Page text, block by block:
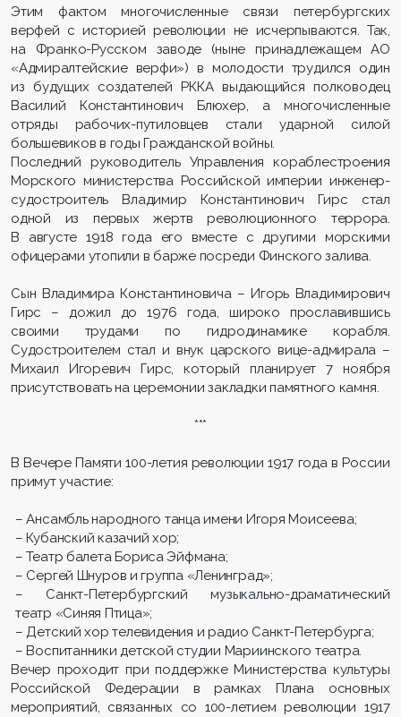
Этим фактом многочисленные связи петербургских
верфей с историей революции не исчерпываются. Так,
на Франко-Русском заводе (ныне принадлежащем АО
«Адмиралтейские верфи») в молодости трудился один
из будущих создателей РККА выдающийся полководец
Василий Константинович Блюхер, а многочисленные
отряды рабочих-путиловцев стали ударной силой
большевиков в годы Гражданской войны.
Последний руководитель Управления кораблестроения
Морского министерства Российской империи инженер-
судостроитель Владимир Константинович Гирс стал
одной из первых жертв революционного террора.
В августе 1918 года его вместе с другими морскими
офицерами утопили в барже посреди Финского залива.
Сын Владимира Константиновича – Игорь Владимирович
Гирс – дожил до 1976 года, широко прославившись
своими трудами по гидродинамике корабля.
Судостроителем стал и внук царского вице-адмирала –
Михаил Игоревич Гирс, который планирует 7 ноября
присутствовать на церемонии закладки памятного камня.
***
В Вечере Памяти 100-летия революции 1917 года в России
примут участие:
– Ансамбль народного танца имени Игоря Моисеева;
– Кубанский казачий хор;
– Театр балета Бориса Эйфмана;
– Сергей Шнуров и группа «Ленинград»;
– Санкт-Петербургский музыкально-драматический
театр «Синяя Птица»;
– Детский хор телевидения и радио Санкт-Петербурга;
– Воспитанники детской студии Мариинского театра.
Вечер проходит при поддержке Министерства культуры
Российской Федерации в рамках Плана основных
мероприятий, связанных со 100-летием революции 1917